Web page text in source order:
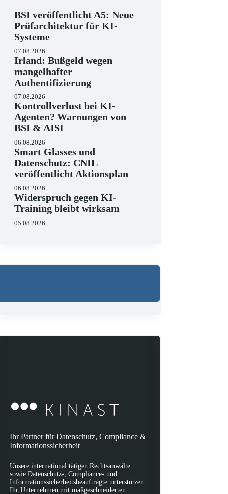
BSI veröffentlicht A5: Neue
Prüfarchitektur für KI-
Systeme
07.08.2026
Irland: Bußgeld wegen
mangelhafter
Authentifizierung
07.08.2026
Kontrollverlust bei KI-
Agenten? Warnungen von
BSI & AISI
06.08.2026
Smart Glasses und
Datenschutz: CNIL
veröffentlicht Aktionsplan
06.08.2026
Widerspruch gegen KI-
Training bleibt wirksam
05.08.2026
Ihr Partner für Datenschutz, Compliance &
Informationssicherheit
Unsere international tätigen Rechtsanwälte
sowie Datenschutz-, Compliance- und
Informationssicherheitsbeauftragte unterstützen
Ihr Unternehmen mit maßgeschneiderten